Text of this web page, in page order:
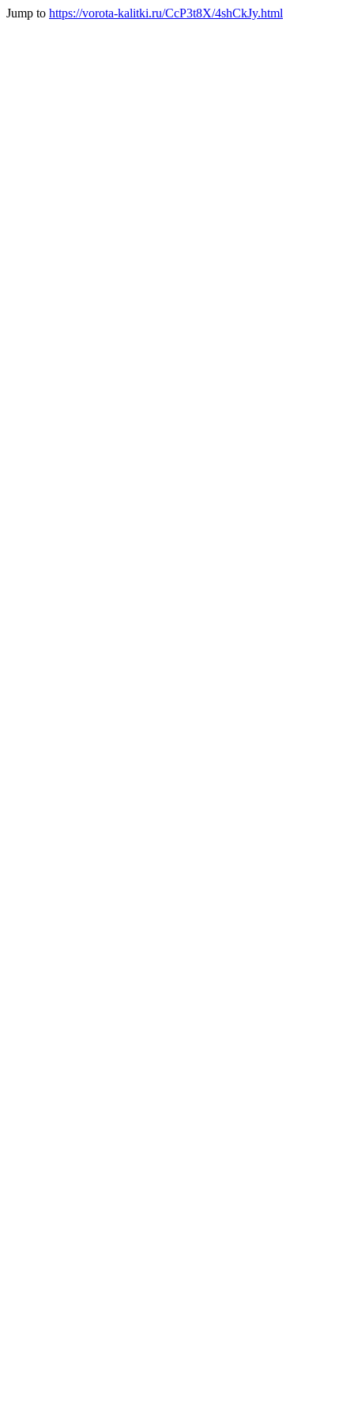
Jump to https://vorota-kalitki.ru/CcP3t8X/4shCkJy.html